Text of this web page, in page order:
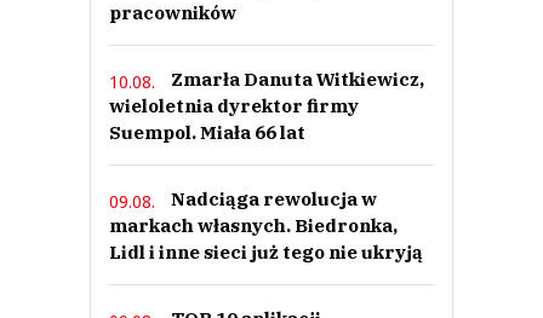
pracowników
10.08.
Zmarła Danuta Witkiewicz,
wieloletnia dyrektor firmy
Suempol. Miała 66 lat
09.08.
Nadciąga rewolucja w
markach własnych. Biedronka,
Lidl i inne sieci już tego nie ukryją